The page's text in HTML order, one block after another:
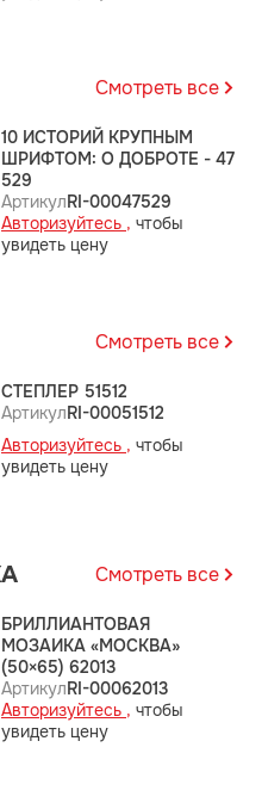
Смотреть все
10 ИСТОРИЙ КРУПНЫМ
ШРИФТОМ: О ДОБРОТЕ - 47
529
АртикулRI-00047529
Авторизуйтесь , чтобы
увидеть цену
Смотреть все
СТЕПЛЕР 51512
АртикулRI-00051512
Авторизуйтесь , чтобы
увидеть цену
Смотреть все
БРИЛЛИАНТОВАЯ
МОЗАИКА «МОСКВА»
(50×65) 62013
АртикулRI-00062013
Авторизуйтесь , чтобы
увидеть цену